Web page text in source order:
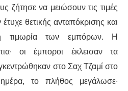
ζήτησε να μειώσουν τις τιμές
θετικής ανταπόκρισης και
τιμωρία των εμπόρων. Η
οι έμποροι έκλεισαν τα
στο Σαχ Τζαμί στο
το πλήθος μεγάλωσε∙